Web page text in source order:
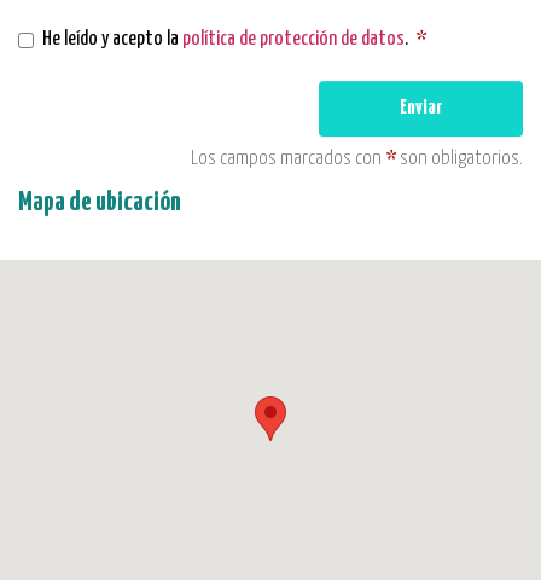
He leído y acepto la política de protección de datos. *
Enviar
Los campos marcados con * son obligatorios.
Mapa de ubicación